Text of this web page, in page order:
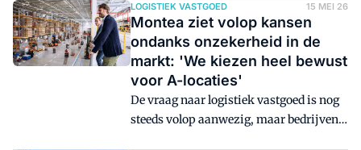
Warehouses en Borghese Real Estate
wordt in totaal 188.000 m2 aan
logistieke capaciteit gerealiseerd.
LOGISTIEK VASTGOED 15 MEI 26
Montea ziet volop kansen
ondanks onzekerheid in de
markt: 'We kiezen heel bewust
voor A-locaties'
De vraag naar logistiek vastgoed is nog
steeds volop aanwezig, maar bedrijven